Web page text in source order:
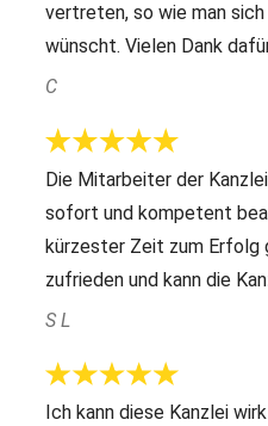
vertreten, so wie man
wünscht. Vielen Dank
C
Die Mitarbeiter der
sofort und kompetent
kürzester Zeit zum Erfolg
zufrieden und kann die
S L
Ich kann diese Kanzlei